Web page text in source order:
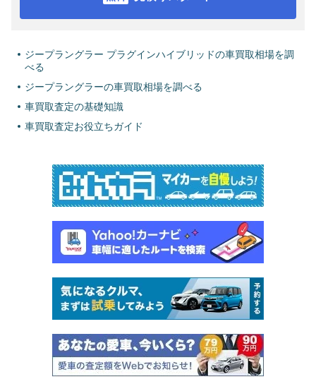
ジープラングラー プラグインハイブリッドの車買取相場を調
べる
ジープラングラーの車買取相場を調べる
車買取査定の基礎知識
車買取査定お役立ちガイド